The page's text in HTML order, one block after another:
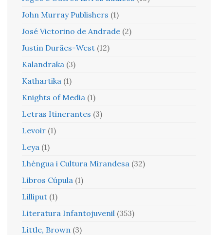
John Murray Publishers (1)
José Victorino de Andrade (2)
Justin Durães-West (12)
Kalandraka (3)
Kathartika (1)
Knights of Media (1)
Letras Itinerantes (3)
Levoir (1)
Leya (1)
Lhéngua i Cultura Mirandesa (32)
Libros Cúpula (1)
Lilliput (1)
Literatura Infantojuvenil (353)
Little, Brown (3)